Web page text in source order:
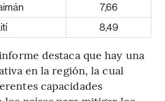
7,66
8,49
destaca que hay una
en la región, la cual
capacidades